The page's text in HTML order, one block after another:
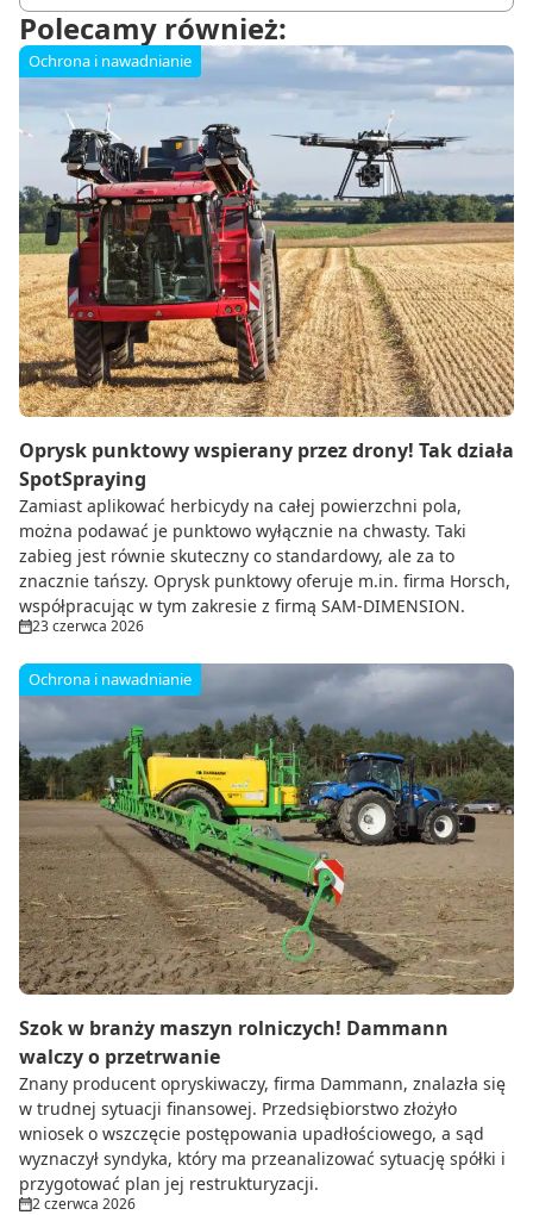
Polecamy również:
Ochrona i nawadnianie
Oprysk punktowy wspierany przez drony! Tak działa
SpotSpraying
Zamiast aplikować herbicydy na całej powierzchni pola,
można podawać je punktowo wyłącznie na chwasty. Taki
zabieg jest równie skuteczny co standardowy, ale za to
znacznie tańszy. Oprysk punktowy oferuje m.in. firma Horsch,
współpracując w tym zakresie z firmą SAM-DIMENSION.
23 czerwca 2026
Ochrona i nawadnianie
Szok w branży maszyn rolniczych! Dammann
walczy o przetrwanie
Znany producent opryskiwaczy, firma Dammann, znalazła się
w trudnej sytuacji finansowej. Przedsiębiorstwo złożyło
wniosek o wszczęcie postępowania upadłościowego, a sąd
wyznaczył syndyka, który ma przeanalizować sytuację spółki i
przygotować plan jej restrukturyzacji.
2 czerwca 2026